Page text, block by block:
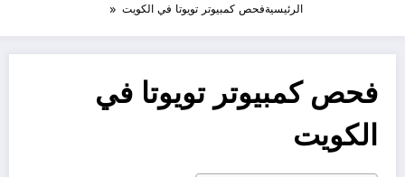
الرئيسيةفحص كمبيوتر تويوتا في الكويت
فحص كمبيوتر تويوتا في
الكويت